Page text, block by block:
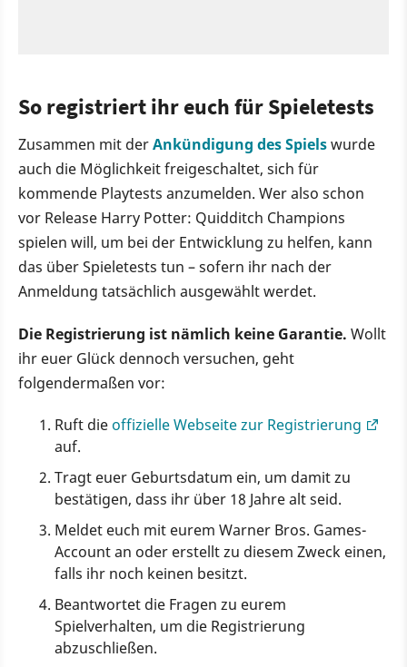
So registriert ihr euch für Spieletests
Zusammen mit derAnkündigung des Spielswurde
auch die Möglichkeit freigeschaltet, sich für
kommende Playtests anzumelden. Wer also schon
vor Release Harry Potter: Quidditch Champions
spielen will, um bei der Entwicklung zu helfen, kann
das über Spieletests tun – sofern ihr nach der
Anmeldung tatsächlich ausgewählt werdet.
Die Registrierung ist nämlich keine Garantie. Wollt
ihr euer Glück dennoch versuchen, geht
folgendermaßen vor:
Ruft die offizielle Webseite zur Registrierung
auf.
Tragt euer Geburtsdatum ein, um damit zu
bestätigen, dass ihr über 18 Jahre alt seid.
Meldet euch mit eurem Warner Bros. Games-
Account an oder erstellt zu diesem Zweck einen,
falls ihr noch keinen besitzt.
Beantwortet die Fragen zu eurem
Spielverhalten, um die Registrierung
abzuschließen.